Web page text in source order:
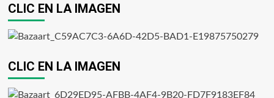
CLIC EN LA IMAGEN
CLIC EN LA IMAGEN